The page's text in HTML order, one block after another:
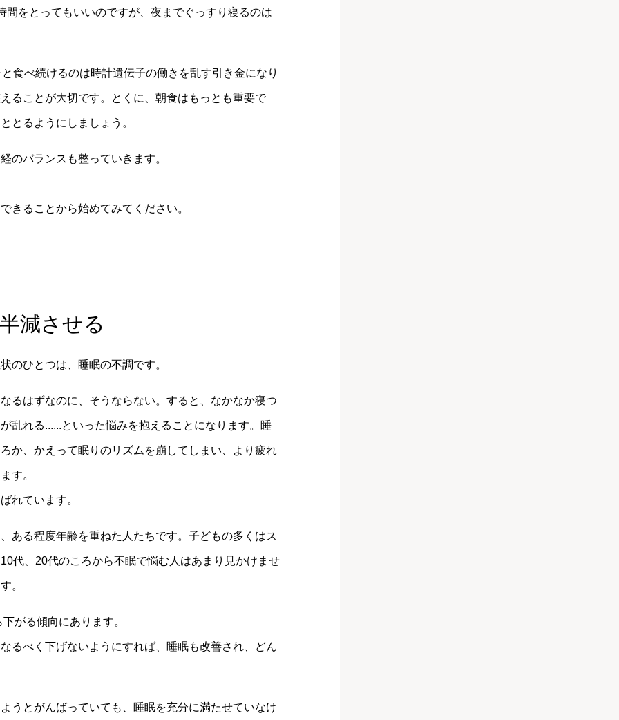
をとってもいいのですが、夜までぐっすり寝るのは
食べ続けるのは時計遺伝子の働きを乱す引き金になり
ることが大切です。とくに、朝食はもっとも重要で
とるようにしましょう。
のバランスも整っていきます。
きることから始めてみてください。
減させる
のひとつは、睡眠の不調です。
るはずなのに、そうならない。すると、なかなか寝つ
乱れる......といった悩みを抱えることになります。睡
か、かえって眠りのリズムを崩してしまい、より疲れ
す。
れています。
ある程度年齢を重ねた人たちです。子どもの多くはス
代、20代のころから不眠で悩む人はあまり見かけませ
。
がる傾向にあります。
るべく下げないようにすれば、睡眠も改善され、どん
うとがんばっていても、睡眠を充分に満たせていなけ